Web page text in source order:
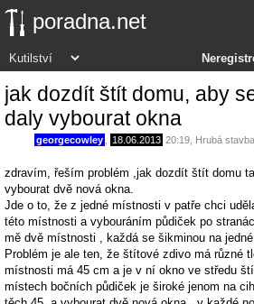
poradna.net
jak dozdít štít domu, aby
daly vybourat okna
georgecowley 18.06.2013 20:19 Hrubá stavba
zdravím, řeším problém ,jak dozdít štít domu
vybourat dvě nová okna.
Jde o to, že z jedné místnosti v patře chci
této místnosti a vybouráním půdiček po
mě dvě místnosti , každá se šikminou na
Problém je ale ten, že štítové zdivo má různé
místnosti má 45 cm a je v ní okno ve středu
místech bočních půdiček je široké jenom na